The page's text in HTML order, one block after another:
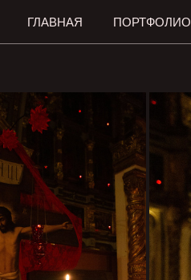
ГЛАВНАЯ ПОРТФОЛИО